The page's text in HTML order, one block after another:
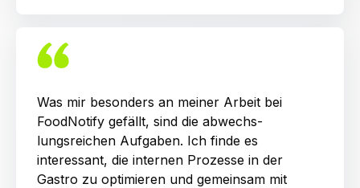
Was mir besonders an meiner Arbeit bei
FoodNotify gefällt, sind die abwechs­
lungsreichen Aufgaben. Ich finde es
interessant, die internen Prozesse in der
Gastro zu optimieren und gemeinsam mit